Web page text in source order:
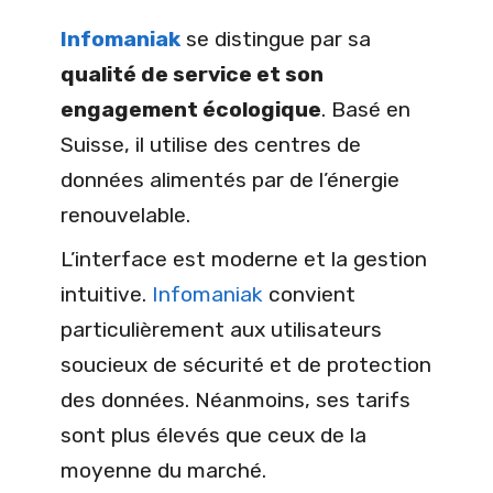
Infomaniak se distingue par sa
qualité de service et son
engagement écologique. Basé en
Suisse, il utilise des centres de
données alimentés par de l’énergie
renouvelable.
L’interface est moderne et la gestion
intuitive. Infomaniak convient
particulièrement aux utilisateurs
soucieux de sécurité et de protection
des données. Néanmoins, ses tarifs
sont plus élevés que ceux de la
moyenne du marché.